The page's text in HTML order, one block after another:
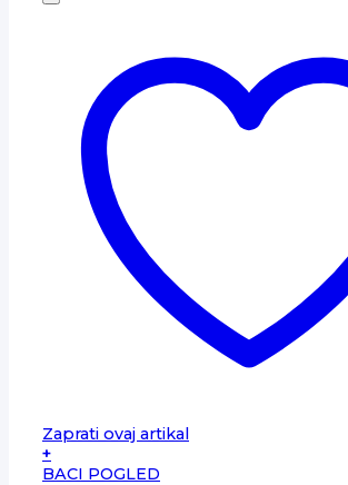
Zaprati ovaj artikal
+
BACI POGLED